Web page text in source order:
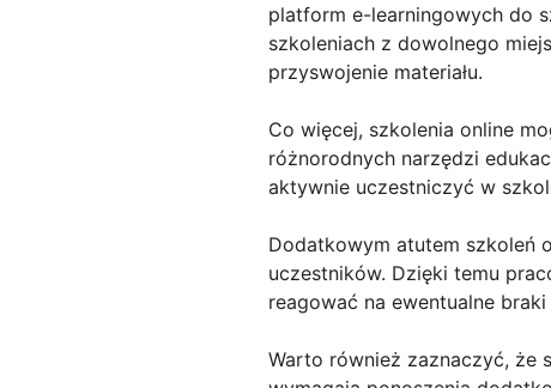
platform e-learningowych do
szkoleniach z dowolnego
przyswojenie materiału.
Co więcej, szkolenia online
różnorodnych narzędzi
aktywnie uczestniczyć w
Dodatkowym atutem szkoleń
uczestników. Dzięki temu
reagować na ewentualne
Warto również zaznaczyć, że